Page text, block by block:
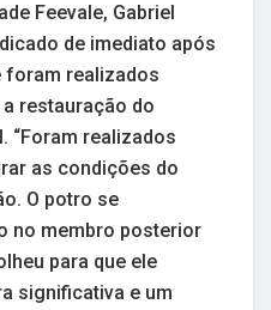
Feevale, Gabriel
de imediato após
foram realizados
restauração do
“Foram realizados
as condições do
O potro se
no membro posterior
para que ele
significativa e um